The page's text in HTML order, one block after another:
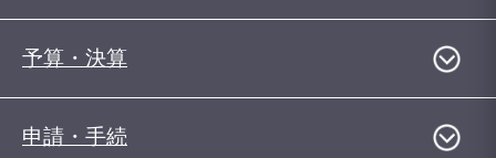
予算・決算
申請・手続